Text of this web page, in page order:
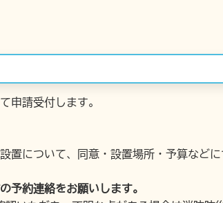
申請受付します。
について、同意・設置場所・予算など
予約連絡をお願いします。